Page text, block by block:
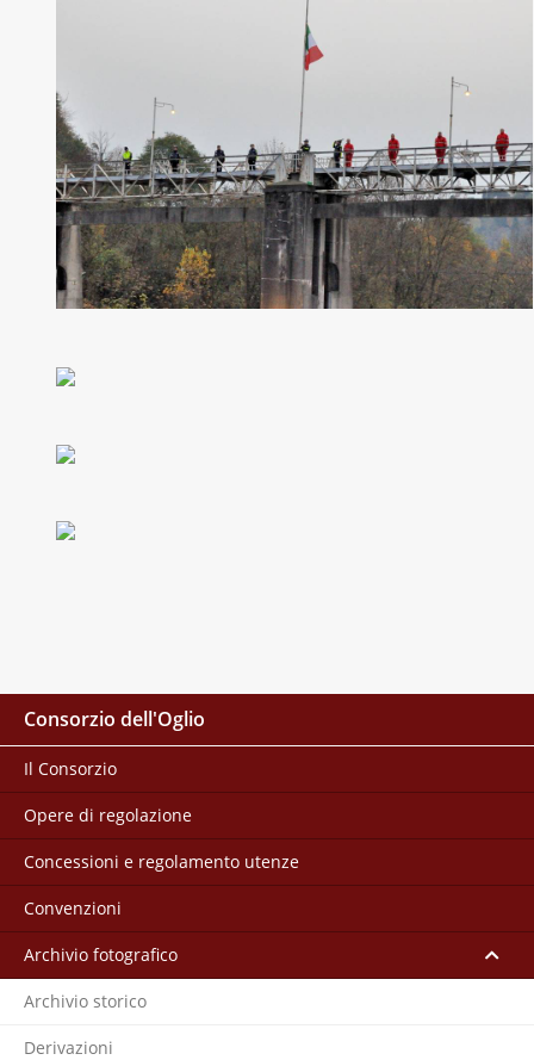
Consorzio dell'Oglio
Il Consorzio
Opere di regolazione
Concessioni e regolamento utenze
Convenzioni
Archivio fotografico
Archivio storico
Derivazioni